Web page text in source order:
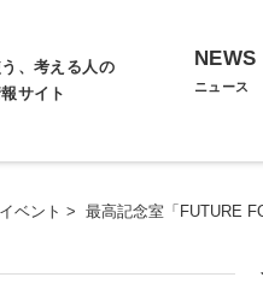
、考える人の
サイト
NEWS
ニュース
イベント > 最高記念室「FUTURE